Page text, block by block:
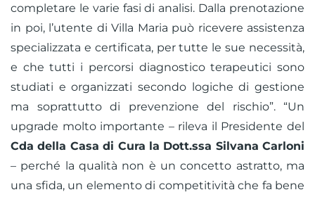
completare le varie fasi di analisi. Dalla prenotazione
in poi, l’utente di Villa Maria può ricevere assistenza
specializzata e certificata, per tutte le sue necessità,
e che tutti i percorsi diagnostico terapeutici sono
studiati e organizzati secondo logiche di gestione
ma soprattutto di prevenzione del rischio”. “Un
upgrade molto importante – rileva il Presidente del
Cda della Casa di Cura la Dott.ssa Silvana Carloni
– perché la qualità non è un concetto astratto, ma
una sfida, un elemento di competitività che fa bene